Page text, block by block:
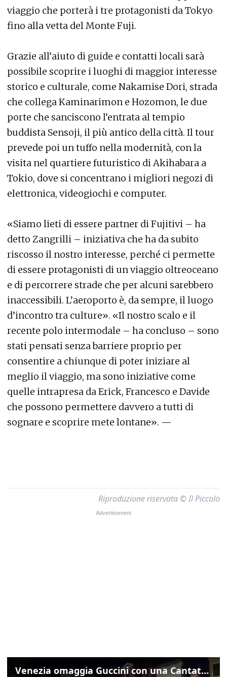
viaggio che porterà i tre protagonisti da Tokyo
fino alla vetta del Monte Fuji.
Grazie all’aiuto di guide e contatti locali sarà
possibile scoprire i luoghi di maggior interesse
storico e culturale, come Nakamise Dori, strada
che collega Kaminarimon e Hozomon, le due
porte che sanciscono l’entrata al tempio
buddista Sensoji, il più antico della città. Il tour
prevede poi un tuffo nella modernità, con la
visita nel quartiere futuristico di Akihabara a
Tokio, dove si concentrano i migliori negozi di
elettronica, videogiochi e computer.
«Siamo lieti di essere partner di Fujitivi – ha
detto Zangrilli – iniziativa che ha da subito
riscosso il nostro interesse, perché ci permette
di essere protagonisti di un viaggio oltreoceano
e di percorrere strade che per alcuni sarebbero
inaccessibili. L’aeroporto è, da sempre, il luogo
d’incontro tra culture». «Il nostro scalo e il
recente polo intermodale – ha concluso – sono
stati pensati senza barriere proprio per
consentire a chiunque di poter iniziare al
meglio il viaggio, ma sono iniziative come
quelle intrapresa da Erick, Francesco e Davide
che possono permettere davvero a tutti di
sognare e scoprire mete lontane». —
Riproduzione riservata © Il Piccolo
Venezia omaggia Guccini con una Cantata Anarchica in campo Santa Margherita